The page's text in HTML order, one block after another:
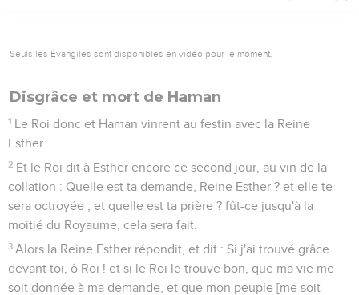
Seuls les Évangiles sont disponibles en vidéo pour le moment.
Disgrâce et mort de Haman
1 Le Roi donc et Haman vinrent au festin avec la Reine
Esther.
2 Et le Roi dit à Esther encore ce second jour, au vin de la
collation : Quelle est ta demande, Reine Esther ? et elle te
sera octroyée ; et quelle est ta prière ? fût-ce jusqu'à la
moitié du Royaume, cela sera fait.
3 Alors la Reine Esther répondit, et dit : Si j'ai trouvé grâce
devant toi, ô Roi ! et si le Roi le trouve bon, que ma vie me
soit donnée à ma demande, et que mon peuple [me soit